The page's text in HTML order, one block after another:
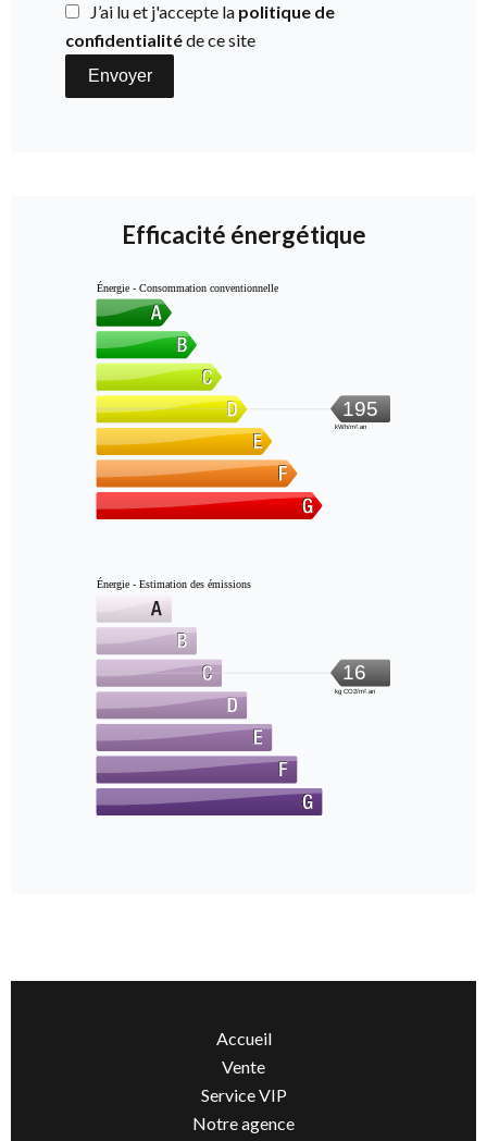
J’ai lu et j'accepte la politique de
confidentialitéde ce site
Envoyer
Efficacité énergétique
Énergie - Consommation conventionnelle
195
kWh/m².an
Énergie - Estimation des émissions
16
kg CO2/m².an
Accueil
Vente
Service VIP
Notre agence